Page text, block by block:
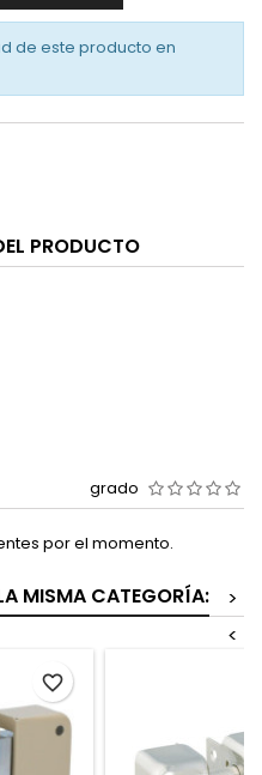
de este producto en
PRODUCTO
grado
por el momento.
MISMA CATEGORÍA:
>
<
favorite_border